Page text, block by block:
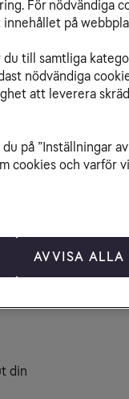
din
För nödvändiga
på
till samtliga
nödvändiga
att leverera
på ”Inställningar
cookies och varför
AVVISA ALLA